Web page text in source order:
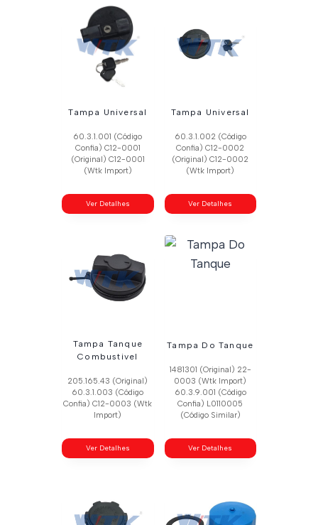
Tampa Universal
60.3.1.001 (Código
Confia) C12-0001
(Original) C12-0001
(Wtk Import)
Ver Detalhes
Tampa Universal
60.3.1.002 (Código
Confia) C12-0002
(Original) C12-0002
(Wtk Import)
Ver Detalhes
Tampa Tanque
Combustivel
205.165.43 (Original)
60.3.1.003 (Código
Confia) C12-0003 (Wtk
Import)
Ver Detalhes
Tampa Do Tanque
1481301 (Original) 22-
0003 (Wtk Import)
60.3.9.001 (Código
Confia) L0110005
(Código Similar)
Ver Detalhes